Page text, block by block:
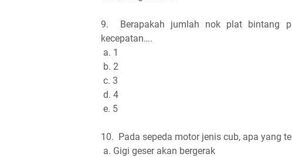
9.
Berapakah jumlah nok plat bintang
kecepatan….
a. 1
b. 2
c. 3
d. 4
e. 5
10. Pada sepeda motor jenis cub, apa yang
a. Gigi geser akan bergerak